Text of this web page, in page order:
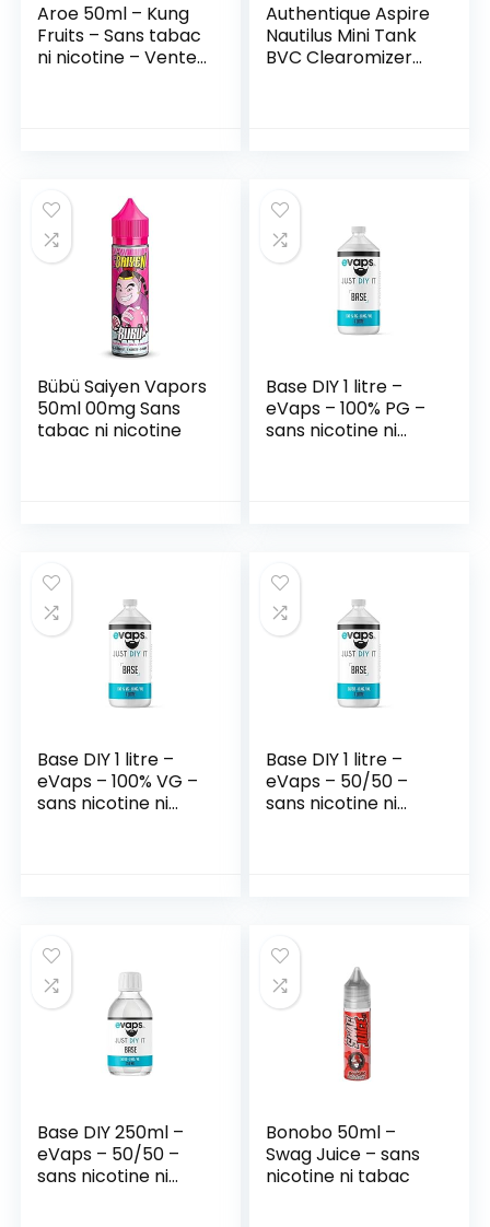
Aroe 50ml – Kung
Fruits – Sans tabac
ni nicotine – Vente
Authentique Aspire
Nautilus Mini Tank
BVC Clearomizer
Bübü Saiyen Vapors
50ml 00mg Sans
tabac ni nicotine
Base DIY 1 litre –
eVaps – 100% PG –
sans nicotine ni
Base DIY 1 litre –
eVaps – 100% VG –
sans nicotine ni
Base DIY 1 litre –
eVaps – 50/50 –
sans nicotine ni
Base DIY 250ml –
eVaps – 50/50 –
sans nicotine ni
Bonobo 50ml –
Swag Juice – sans
nicotine ni tabac